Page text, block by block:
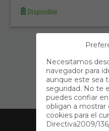
Disponible
Siguiente
Acerca
Necesitamos
navegador para
aunque este sea
seguridad. No te
puedes confiar
obligan a mostrar
cookies para el
Directiva2009/